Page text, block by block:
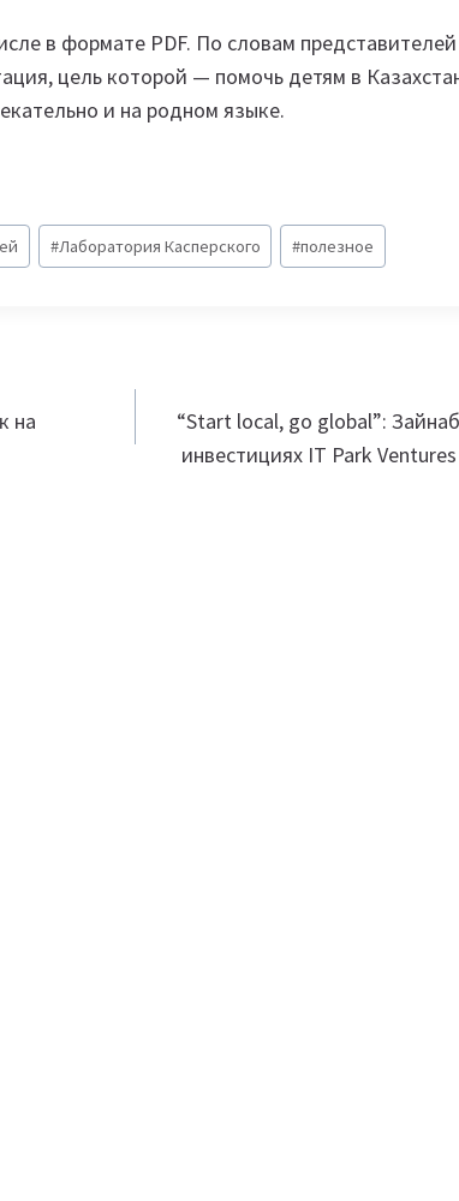
в формате PDF. По словам
цель которой — помочь детям в
и на родном языке.
#Лаборатория Касперского #полезное
на
“Start local, go global”:
инвестициях IT Park